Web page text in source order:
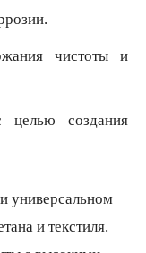
чистоты и
целью создания
универсальном
и текстиля.